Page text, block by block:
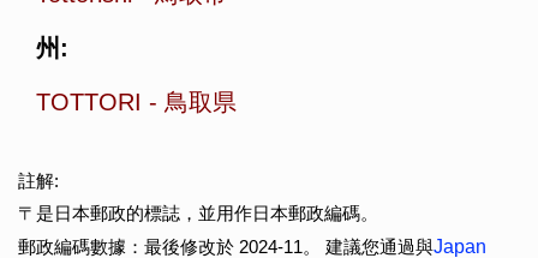
州:
TOTTORI - 鳥取県
註解:
〒是日本郵政的標誌，並用作日本郵政編碼。
郵政編碼數據：最後修改於 2024-11。 建議您通過與Japan